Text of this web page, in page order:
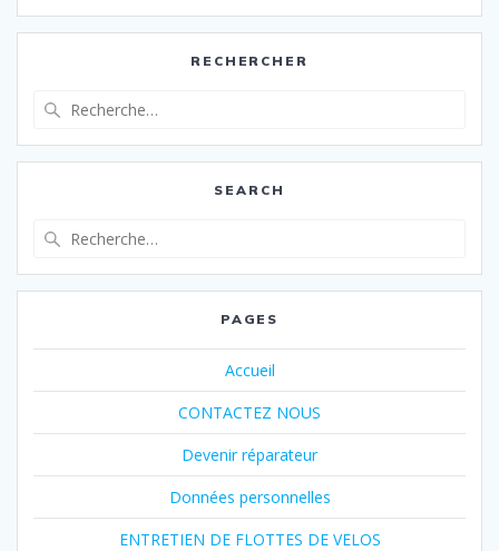
RECHERCHER
:
SEARCH
:
PAGES
Accueil
CONTACTEZ NOUS
Devenir réparateur
Données personnelles
ENTRETIEN DE FLOTTES DE VELOS